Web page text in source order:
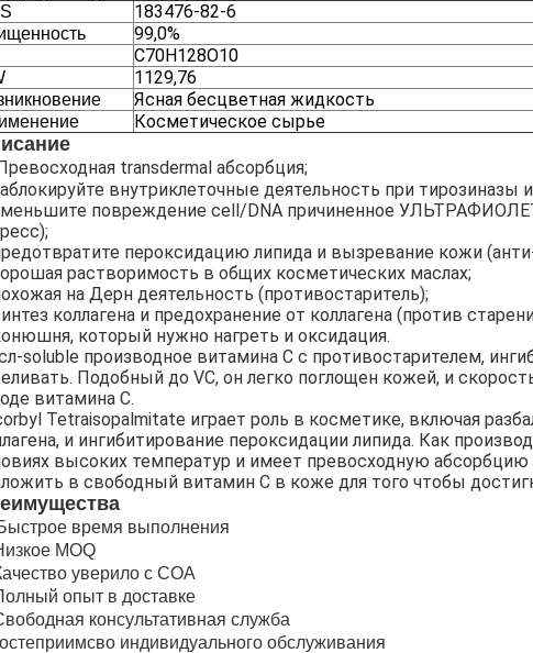
183476-82-6
99,0%
C70H128O10
1129,76
Ясная бесцветная жидкость
Косметическое сырье
transdermal абсорбция;
внутриклеточные деятельность при тирозиназы
повреждение cell/DNA причиненное
пероксидацию липида и вызревание кожи
растворимость в общих косметических маслах;
на Дерн деятельность (противостаритель);
коллагена и предохранение от коллагена (против
который нужно нагреть и оксидация.
soluble производное витамина C с противостарителем,
Подобный до VC, он легко поглощен кожей, и
витамина C.
Tetraisopalmitate играет роль в косметике, включая
и ингибитирование пероксидации липида. Как
высоких температур и имеет превосходную
в свободный витамин C в коже для того чтобы
время выполнения
MOQ
уверило с COA
опыт в доставке
консультативная служба
индивидуального обслуживания